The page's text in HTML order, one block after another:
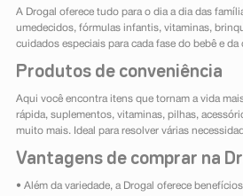
A Drogal oferece tudo para o dia a dia das
umedecidos, fórmulas infantis, vitaminas,
cuidados especiais para cada fase do bebê e da
Produtos de conveniência
Aqui você encontra itens que tornam a vida
rápida, suplementos, vitaminas, pilhas,
muito mais. Ideal para resolver várias
Vantagens de comprar na
• Além da variedade, a Drogal oferece